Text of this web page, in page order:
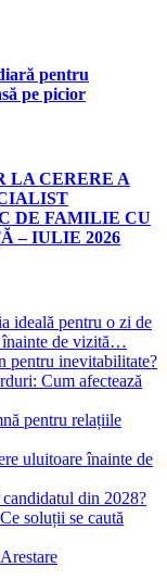
pentru
pe picior
LA CERERE A
DE FAMILIE CU
– IULIE 2026
ideală pentru o zi de
înainte de vizită…
pentru inevitabilitate?
Cum afectează
pentru relațiile
uluitoare înainte de
din 2028?
soluții se caută